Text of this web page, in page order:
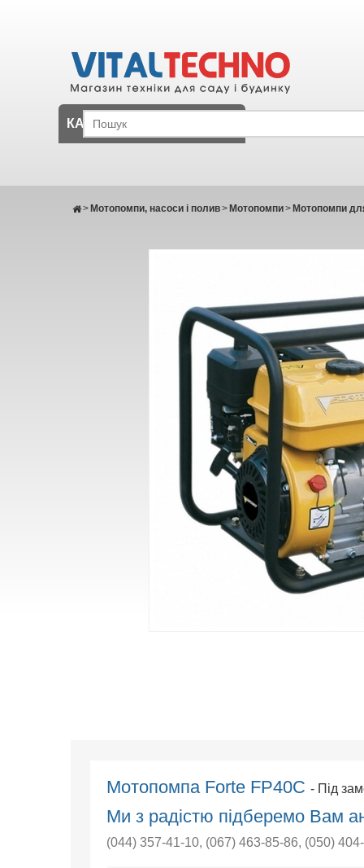
КАТАЛОГ
Мотопомпи, насоси і полив
> Мотопомпи
> Мотопомпи
>
Мотопомпа Forte FP40C- Під
Ми з радістю підберемо Вам
(044) 357-41-10, (067) 463-85-86, (050)